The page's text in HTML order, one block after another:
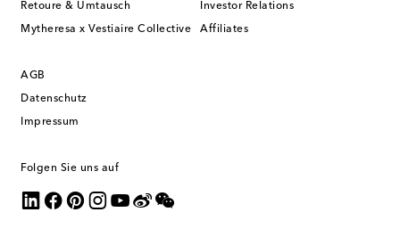
Retoure & Umtausch
Mytheresa x Vestiaire Collective
Investor Relations
Affiliates
AGB
Datenschutz
Impressum
Folgen Sie uns auf